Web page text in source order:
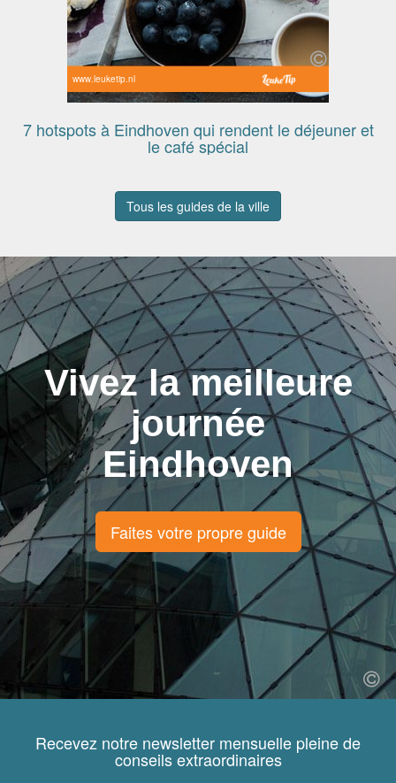
www.leuketip.nl
7 hotspots à Eindhoven qui rendent le déjeuner et
le café spécial
Tous les guides de la ville
Vivez la meilleure
journée
Eindhoven
Faites votre propre guide
Recevez notre newsletter mensuelle pleine de
conseils extraordinaires